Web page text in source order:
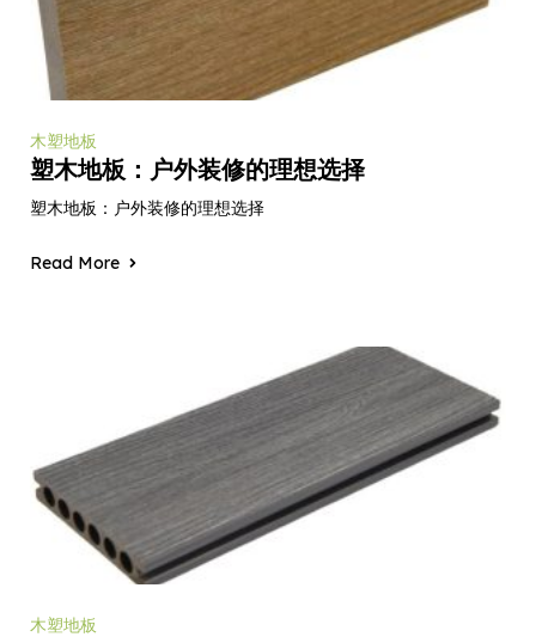
木塑地板
塑木地板：户外装修的理想选择
塑木地板：户外装修的理想选择
Read More
木塑地板